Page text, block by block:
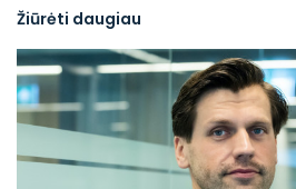
Žiūrėti daugiau